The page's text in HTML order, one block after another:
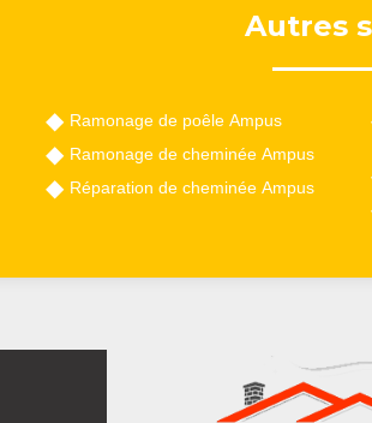
Autres
Ramonage de poêle Ampus
Ramonage de cheminée Ampus
Réparation de cheminée Ampus